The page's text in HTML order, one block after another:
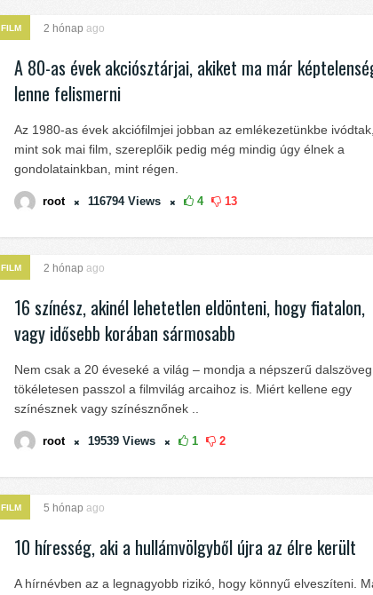
FILM 2 hónap ago
A 80-as évek akciósztárjai, akiket ma már
lenne felismerni
Az 1980-as évek akciófilmjei jobban az emlékezetünkbe ivódtak,
mint sok mai film, szereplőik pedig még mindig úgy élnek a
gondolatainkban, mint régen.
root 116794 Views 4 13
FILM 2 hónap ago
16 színész, akinél lehetetlen eldönteni, hogy fiatalon,
vagy idősebb korában sármosabb
Nem csak a 20 éveseké a világ – mondja a népszerű
tökéletesen passzol a filmvilág arcaihoz is. Miért kellene egy
színésznek vagy színésznőnek ..
root 19539 Views 1 2
FILM 5 hónap ago
10 híresség, aki a hullámvölgyből újra az élre került
A hírnévben az a legnagyobb rizikó, hogy könnyű elveszíteni.